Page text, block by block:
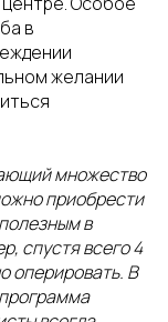
в
желании
множество
приобрести
в
спустя всего 4
оперировать. В